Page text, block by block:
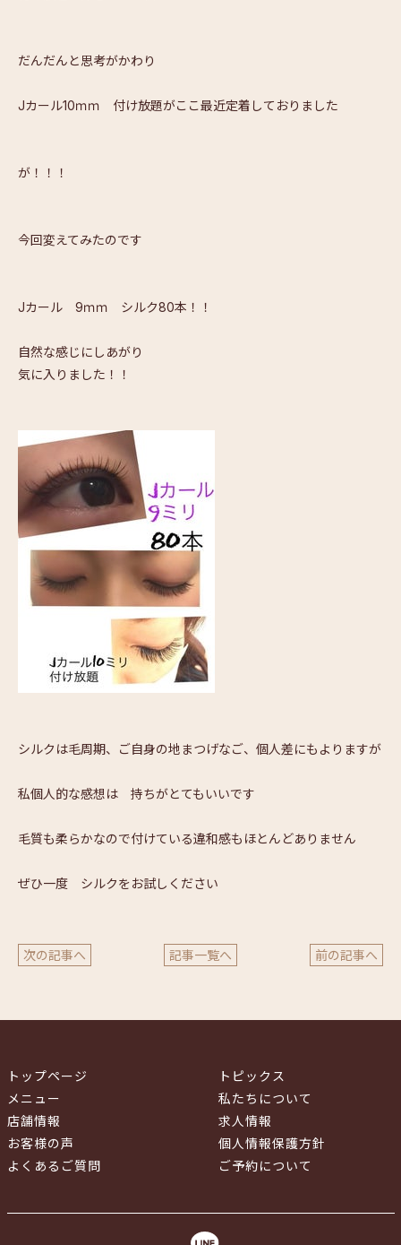
だんだんと思考がかわり
Jカール10ｍｍ 付け放題がここ最近定着しておりました
が！！！
今回変えてみたのです
Jカール 9ｍｍ シルク80本！！
自然な感じにしあがり
気に入りました！！
シルクは毛周期、ご自身の地まつげなご、個人差にもよりますが
私個人的な感想は 持ちがとてもいいです
毛質も柔らかなので付けている違和感もほとんどありません
ぜひ一度 シルクをお試しください
次の記事へ 記事一覧へ 前の記事へ
トップページ
メニュー
店舗情報
お客様の声
よくあるご質問
トピックス
私たちについて
求人情報
個人情報保護方針
ご予約について